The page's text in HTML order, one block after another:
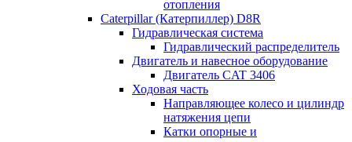
отопления
Caterpillar (Катерпиллер) D8R
Гидравлическая система
Гидравлический распределитель
Двигатель и навесное оборудование
Двигатель CAT 3406
Ходовая часть
Направляющее колесо и цилиндр
натяжения цепи
Катки опорные и